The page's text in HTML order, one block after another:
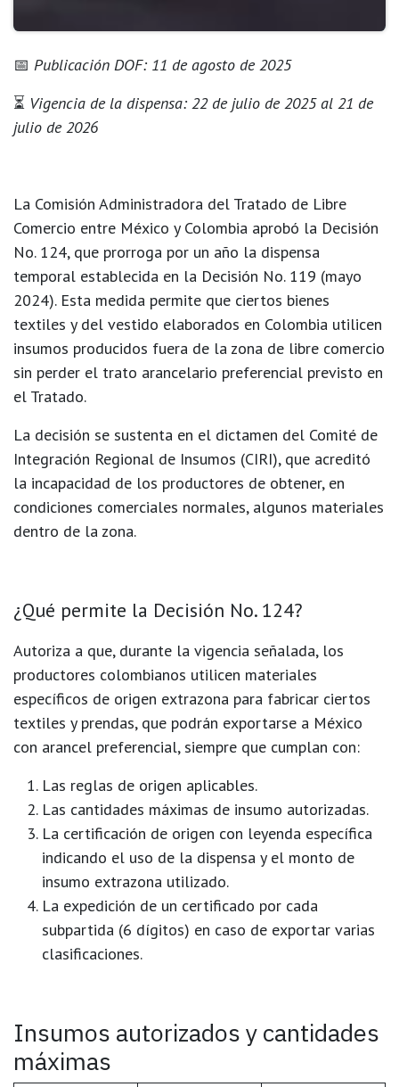
📅 Publicación DOF: 11 de agosto de 2025
⏳ Vigencia de la dispensa: 22 de julio de 2025 al 21 de
julio de 2026
La Comisión Administradora del Tratado de Libre
Comercio entre México y Colombia aprobó la Decisión
No. 124, que prorroga por un año la dispensa
temporal establecida en la Decisión No. 119 (mayo
2024). Esta medida permite que ciertos bienes
textiles y del vestido elaborados en Colombia utilicen
insumos producidos fuera de la zona de libre comercio
sin perder el trato arancelario preferencial previsto en
el Tratado.
La decisión se sustenta en el dictamen del Comité de
Integración Regional de Insumos (CIRI), que acreditó
la incapacidad de los productores de obtener, en
condiciones comerciales normales, algunos materiales
dentro de la zona.
​¿Qué permite la Decisión No. 124?
Autoriza a que, durante la vigencia señalada, los
productores colombianos utilicen materiales
específicos de origen extrazona para fabricar ciertos
textiles y prendas, que podrán exportarse a México
con arancel preferencial, siempre que cumplan con:
Las reglas de origen aplicables.
Las cantidades máximas de insumo autorizadas.
La certificación de origen con leyenda específica
indicando el uso de la dispensa y el monto de
insumo extrazona utilizado.
La expedición de un certificado por cada
subpartida (6 dígitos) en caso de exportar varias
clasificaciones.
Insumos autorizados y cantidades
máximas